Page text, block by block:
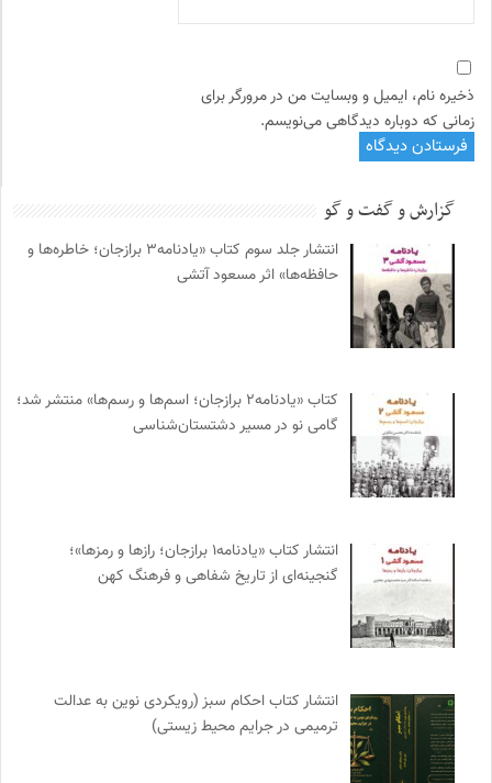
ذخیره نام، ایمیل و وبسایت من در مرورگر برای
زمانی که دوباره دیدگاهی می‌نویسم.
گزارش و گفت و گو
انتشار جلد سوم کتاب «یادنامه۳ برازجان؛ خاطره‌ها و
حافظه‌ها» اثر مسعود آتشی
کتاب «یادنامه۲ برازجان؛ اسم‌ها و رسم‌ها» منتشر شد؛
گامی نو در مسیر دشتستان‌شناسی
انتشار کتاب «یادنامه۱ برازجان؛ رازها و رمزها»؛
گنجینه‌ای از تاریخ شفاهی و فرهنگ کهن
انتشار کتاب احکام سبز (رویکردی نوین به عدالت
ترمیمی در جرایم محیط‌ زیستی)